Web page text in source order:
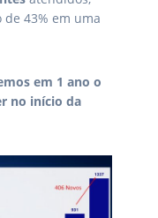
43% em uma
em 1 ano o
no início da